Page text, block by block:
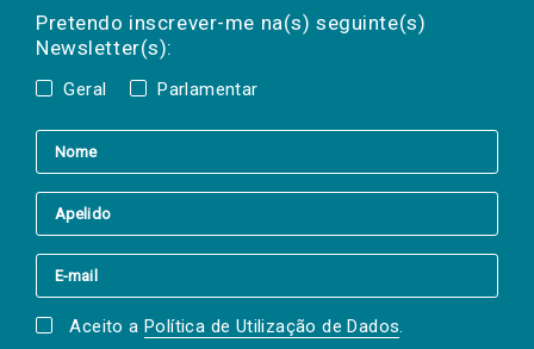
Pretendo inscrever-me na(s) seguinte(s)
Newsletter(s):
Geral Parlamentar
a(s) newsletter(s).
mail
Aceito a Política de Utilização de Dados.